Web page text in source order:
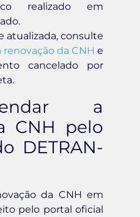
realizado em
atualizada, consulte
da CNH e
cancelado por
a
CNH pelo
DETRAN-
da CNH em
pelo portal oficial